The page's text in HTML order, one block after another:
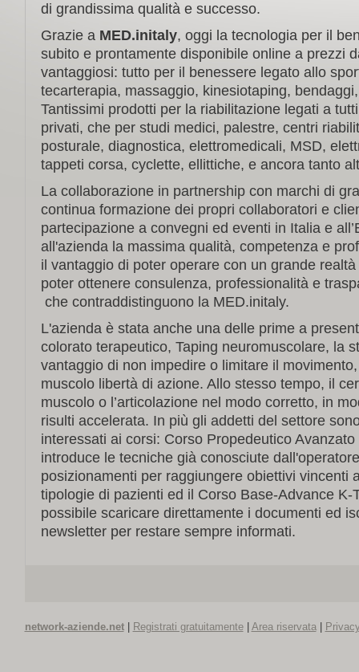
di grandissima qualità e successo.
Grazie a MED.initaly, oggi la tecnologia per il
subito e prontamente disponibile online a prezzi
vantaggiosi: tutto per il benessere legato allo
tecarterapia, massaggio, kinesiotaping,
Tantissimi prodotti per la riabilitazione legati a
privati, che per studi medici, palestre, centri
posturale, diagnostica, elettromedicali, MSD,
tappeti corsa, cyclette, ellittiche, e ancora tanto
La collaborazione in partnership con marchi di
continua formazione dei propri collaboratori e
partecipazione a convegni ed eventi in Italia e
all'azienda la massima qualità, competenza e
il vantaggio di poter operare con un grande
poter ottenere consulenza, professionalità e
che contraddistinguono la MED.initaly.
L'azienda è stata anche una delle prime a
colorato terapeutico, Taping neuromuscolare, la
vantaggio di non impedire o limitare il
muscolo libertà di azione. Allo stesso tempo, il
muscolo o l’articolazione nel modo corretto, in
risulti accelerata. In più gli addetti del settore
interessati ai corsi: Corso Propedeutico
introduce le tecniche già conosciute
posizionamenti per raggiungere obiettivi vincenti
tipologie di pazienti ed il Corso Base-Advance K-
possibile scaricare direttamente i documenti ed
newsletter per restare sempre informati.
network-aziende.net| Registrati gratuitamente| Area riservata|